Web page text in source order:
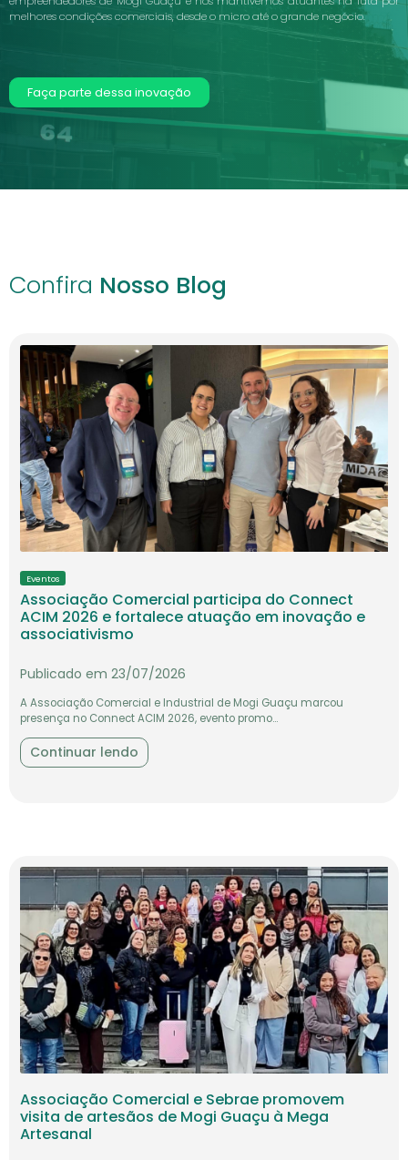
Faça parte dessa inovação
Eventos
Associação Comercial participa do Connect
ACIM 2026 e fortalece atuação em inovação e
Publicado em 23/07/2026
A Associação Comercial e Industrial de Mogi Guaçu marcou
presença no Connect ACIM 2026, evento promo...
Continuar lendo
Associação Comercial e Sebrae promovem
visita de artesãos de Mogi Guaçu à Mega
Artesanal
Publicado em 15/07/2026
A Associação Comercial, em parceria com o Sebrae, promoveu uma
visita técnica de artesãos de Mogi Gu...